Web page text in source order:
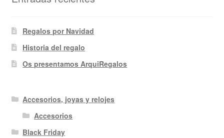
Regalos por Navidad
Historia del regalo
Os presentamos ArquiRegalos
Accesorios, joyas y relojes
Accesorios
Black Friday